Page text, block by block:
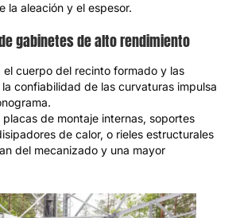
la aleación y el espesor.
gabinetes de alto rendimiento
el cuerpo del recinto formado y las
confiabilidad de las curvaturas impulsa
.
placas de montaje internas, soportes
de calor, o rieles estructurales
del mecanizado y una mayor